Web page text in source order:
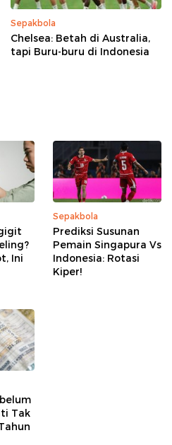
Sepakbola
Chelsea: Betah di Australia,
tapi Buru-buru di Indonesia
Ini
Sepakbola
Prediksi Susunan
Pemain Singapura Vs
Indonesia: Rotasi
Kiper!
Tak